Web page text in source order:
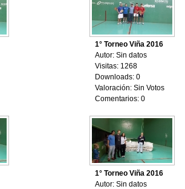
1° Torneo Viña 2016
Autor: Sin datos
Visitas: 1268
Downloads: 0
Valoración: Sin Votos
Comentarios: 0
1° Torneo Viña 2016
Autor: Sin datos